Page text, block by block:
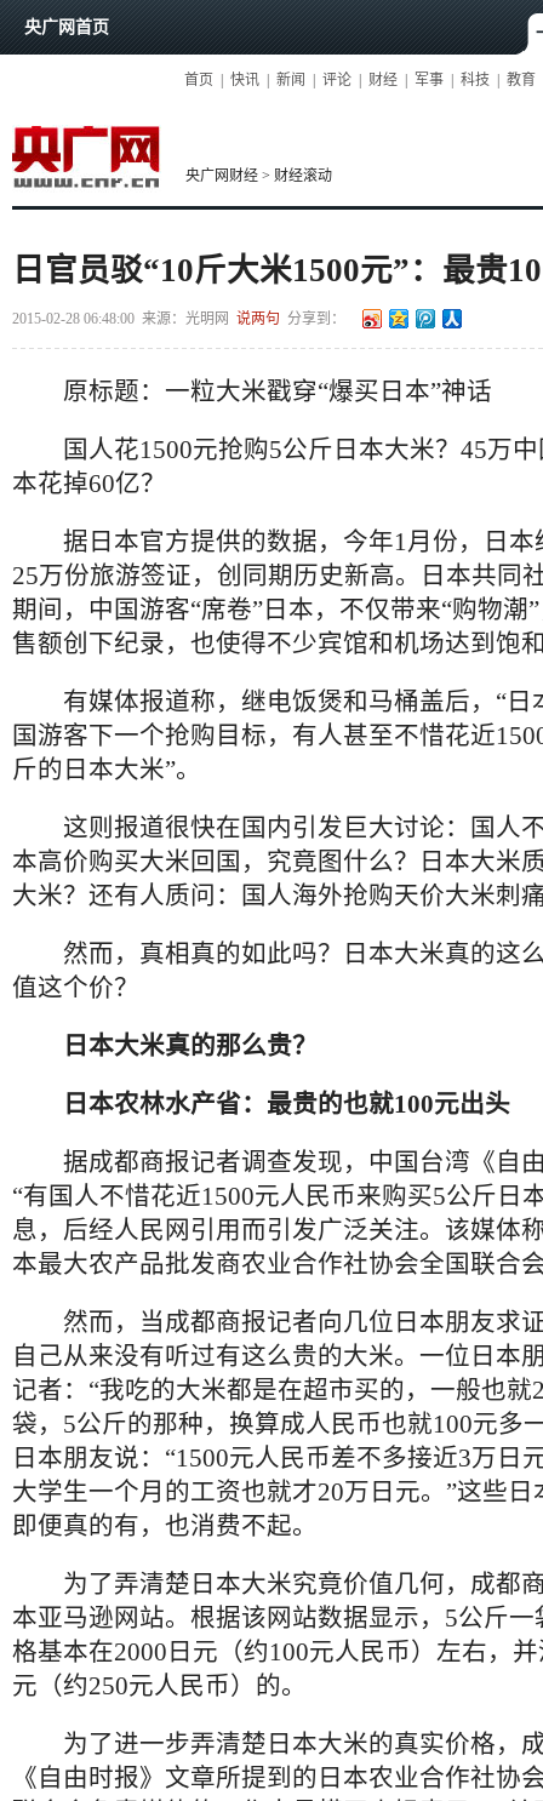
央广网首页
首页 快讯 新闻 评论 财经 军事 科技 教育
央广网财经 > 财经滚动
日官员驳“10斤大米1500元”：最贵
2015-02-28 06:48:00 来源： 光明网 说两句 分享到：
原标题：一粒大米戳穿“爆买日本”神话
国人花1500元抢购5公斤日本大米？45万中
本花掉60亿？
据日本官方提供的数据，今年1月份，日本
25万份旅游签证，创同期历史新高。日本共同
期间，中国游客“席卷”日本，不仅带来“购物潮
售额创下纪录，也使得不少宾馆和机场达到饱
有媒体报道称，继电饭煲和马桶盖后，“日
国游客下一个抢购目标，有人甚至不惜花近
斤的日本大米”。
这则报道很快在国内引发巨大讨论：国人
本高价购买大米回国，究竟图什么？日本大米
大米？还有人质问：国人海外抢购天价大米刺
然而，真相真的如此吗？日本大米真的这
值这个价？
日本大米真的那么贵？
日本农林水产省：最贵的也就100元出头
据成都商报记者调查发现，中国台湾《自
“有国人不惜花近1500元人民币来购买5公斤日
息，后经人民网引用而引发广泛关注。该媒体
本最大农产品批发商农业合作社协会全国联合
然而，当成都商报记者向几位日本朋友求
自己从来没有听过有这么贵的大米。一位日本
记者：“我吃的大米都是在超市买的，一般也就
袋，5公斤的那种，换算成人民币也就100元多
日本朋友说：“1500元人民币差不多接近3万日
大学生一个月的工资也就才20万日元。”这些
即便真的有，也消费不起。
为了弄清楚日本大米究竟价值几何，成都
本亚马逊网站。根据该网站数据显示，5公斤
格基本在2000日元（约100元人民币）左右，
元（约250元人民币）的。
为了进一步弄清楚日本大米的真实价格，
《自由时报》文章所提到的日本农业合作社协